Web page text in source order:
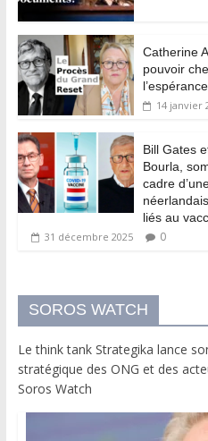
Catherine
pouvoir
14 janvier
Bill Gates
Bourla,
cadre
liés au
31 décembre 2025 0
SOROS WATCH
Le think tank Strategika lance
stratégique des ONG et des
Soros Watch